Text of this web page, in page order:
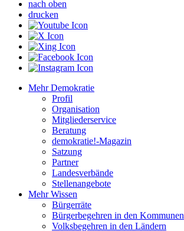
nach oben
drucken
Mehr Demokratie
Profil
Organisation
Mitgliederservice
Beratung
demokratie!-Magazin
Satzung
Partner
Landesverbände
Stellenangebote
Mehr Wissen
Bürgerräte
Bürgerbegehren in den Kommunen
Volksbegehren in den Ländern